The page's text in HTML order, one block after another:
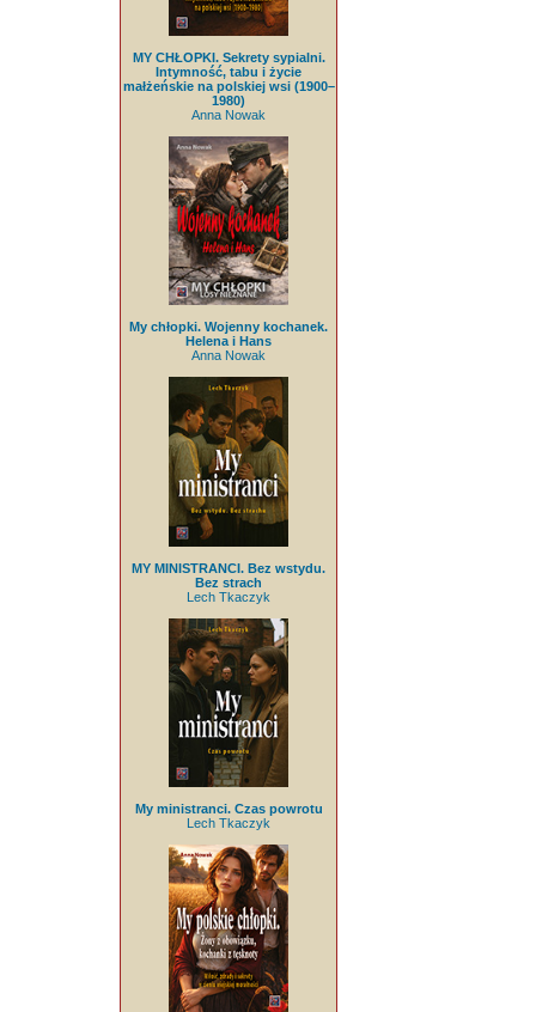
MY CHŁOPKI. Sekrety sypialni.
Intymność, tabu i życie
małżeńskie na polskiej wsi (1900–
1980)
Anna Nowak
My chłopki. Wojenny kochanek.
Helena i Hans
Anna Nowak
MY MINISTRANCI. Bez wstydu.
Bez strach
Lech Tkaczyk
My ministranci. Czas powrotu
Lech Tkaczyk